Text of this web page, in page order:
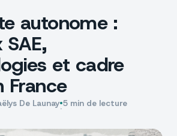
autonome :
et cadre
France
De Launay·5 min de lecture